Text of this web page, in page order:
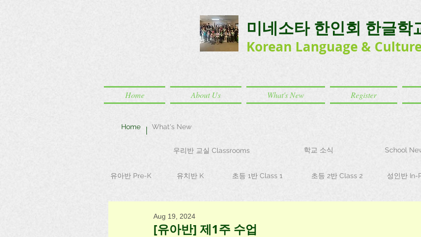
미네소타 한인회 한글학
Korean Language &
Home About Us What's New Register
Home What's New
우리반 교실 Classrooms 학교 소식 School
유아반 Pre-K 유치반 K 초등 1반 Class 1 초등 2반 Class 2 성인반 In-
[유아반] 제1주 수업
Aug 19, 2024